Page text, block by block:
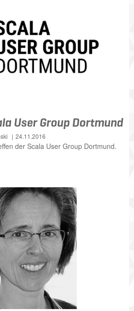
User Group Dortmund
24.11.2016
der Scala User Group Dortmund.